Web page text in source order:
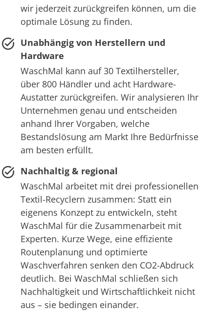
wir jederzeit zurückgreifen können, um die
optimale Lösung zu finden.
Unabhängig von Herstellern und
Hardware
WaschMal kann auf 30 Textilhersteller,
über 800 Händler und acht Hardware-
Austatter zurückgreifen. Wir analysieren Ihr
Unternehmen genau und entscheiden
anhand Ihrer Vorgaben, welche
Bestandslösung am Markt Ihre Bedürfnisse
am besten erfüllt.
Nachhaltig & regional
WaschMal arbeitet mit drei professionellen
Textil-Recyclern zusammen: Statt ein
eigenens Konzept zu entwickeln, steht
WaschMal für die Zusammenarbeit mit
Experten. Kurze Wege, eine effiziente
Routenplanung und optimierte
Waschverfahren senken den CO2-Abdruck
deutlich. Bei WaschMal schließen sich
Nachhaltigkeit und Wirtschaftlichkeit nicht
aus – sie bedingen einander.